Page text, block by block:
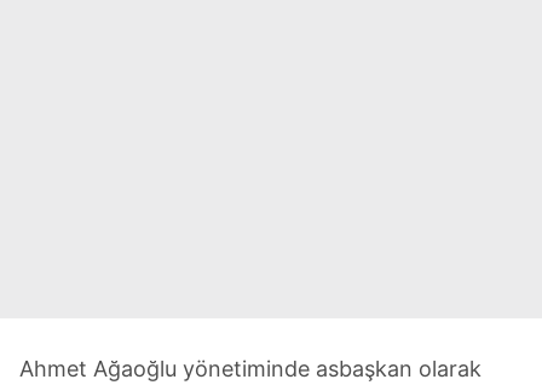
Ahmet Ağaoğlu yönetiminde asbaşkan olarak